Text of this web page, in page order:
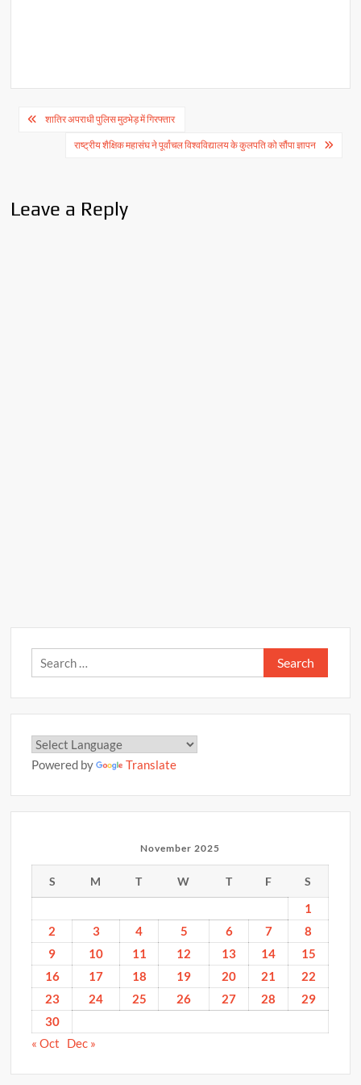
Post
navigation
शातिर अपराधी पुलिस मुठभेड़ में गिरफ्तार
राष्ट्रीय शैक्षिक महासंघ ने पूर्वांचल विश्वविद्यालय के कुलपति को सौंपा ज्ञापन
Leave a Reply
Search
for:
Powered by Translate
November 2025
S M T W T F S
1
2
3 4 5 6 7
8
9
10 11 12 13 14
15
16
17 18 19 20 21
22
23
24 25 26 27 28
29
30
« Oct
Dec »